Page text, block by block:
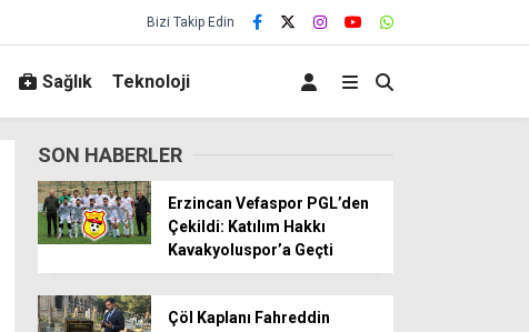
Bizi Takip Edin
Sağlık Teknoloji
SON HABERLER
Erzincan Vefaspor PGL’den
Çekildi: Katılım Hakkı
Kavakyoluspor’a Geçti
Çöl Kaplanı Fahreddin